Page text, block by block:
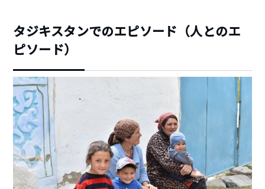
タジキスタンでのエピソード（人とのエ
ピソード）